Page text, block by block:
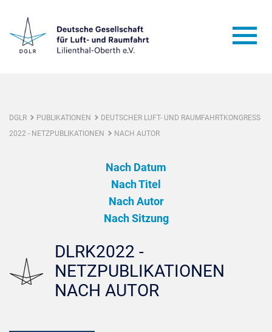
DGLR PUBLIKATIONEN
DEUTSCHER LUFT- UND RAUMFAHRTKONGRESS
2022 - NETZPUBLIKATIONEN
NACH AUTOR
Nach Datum
Nach Titel
Nach Autor
Nach Sitzung
DLRK2022 -
NETZPUBLIKATIONEN
NACH AUTOR